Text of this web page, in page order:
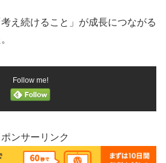
え続けること」が成長につながる
Follow me!
ポンサーリンク